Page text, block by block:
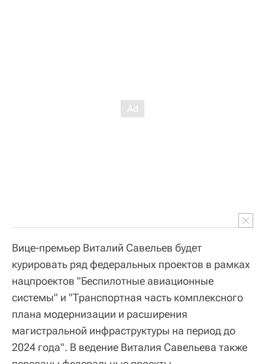
Вице-премьер Виталий Савельев будет
курировать ряд федеральных проектов в рамках
нацпроектов "Беспилотные авиационные
системы" и "Транспортная часть комплексного
плана модернизации и расширения
магистральной инфраструктуры на период до
2024 года". В ведение Виталия Савельева также